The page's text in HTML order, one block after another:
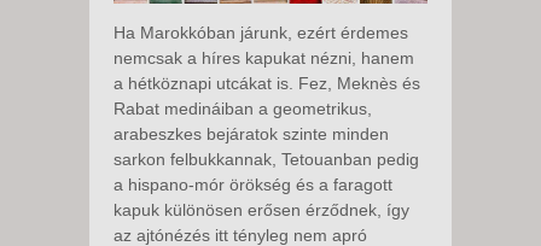
Ha Marokkóban járunk, ezért érdemes
nemcsak a híres kapukat nézni, hanem
a hétköznapi utcákat is. Fez, Meknès és
Rabat medináiban a geometrikus,
arabeszkes bejáratok szinte minden
sarkon felbukkannak, Tetouanban pedig
a hispano-mór örökség és a faragott
kapuk különösen erősen érződnek, így
az ajtónézés itt tényleg nem apró